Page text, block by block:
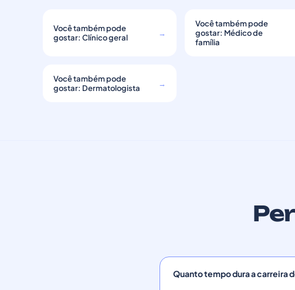
Você também pode
gostar: Clínico geral
→
Você também pode
gostar: Médico de
família
Você também pode
gostar: Dermatologista
→
Quanto tempo dura a carreira